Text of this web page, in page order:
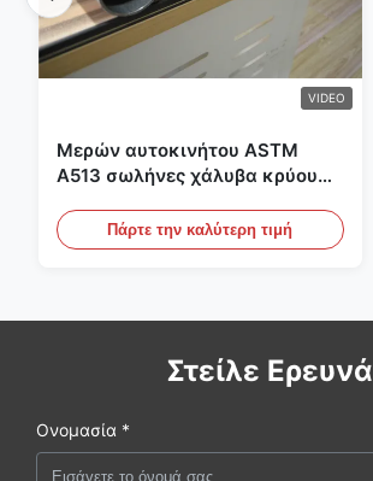
VIDEO
Μερών αυτοκινήτου ASTM
A513 σωλήνες χάλυβα κρύου
την παραγωγή DOM
Πάρτε την καλύτερη τιμή
Στείλε Ερευνά
Ονομασία *